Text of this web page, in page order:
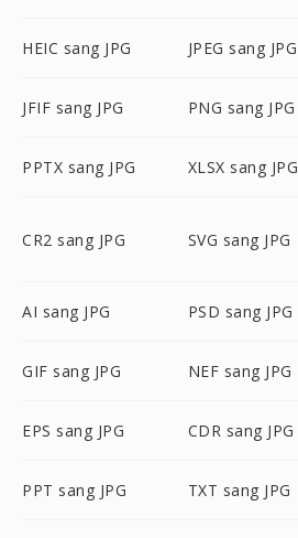
HEIC sang JPG JPEG sang JPG
JFIF sang JPG PNG sang JPG
PPTX sang JPG XLSX sang JPG
CR2 sang JPG SVG sang JPG
AI sang JPG PSD sang JPG
GIF sang JPG NEF sang JPG
EPS sang JPG CDR sang JPG
PPT sang JPG TXT sang JPG